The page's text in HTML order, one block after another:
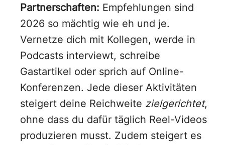
Partnerschaften: Empfehlungen sind
2026 so mächtig wie eh und je.
Vernetze dich mit Kollegen, werde in
Podcasts interviewt, schreibe
Gastartikel oder sprich auf Online-
Konferenzen. Jede dieser Aktivitäten
steigert deine Reichweite zielgerichtet,
ohne dass du dafür täglich Reel-Videos
produzieren musst. Zudem steigert es